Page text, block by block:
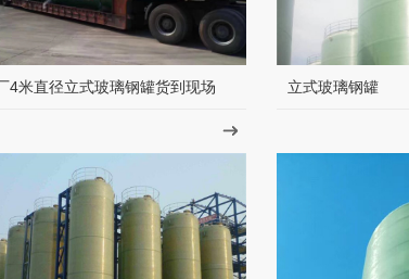
4米直径立式玻璃钢罐货到现场 立式玻璃钢罐